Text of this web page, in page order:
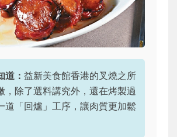
道： 益新美食館香港的叉燒之所
，除了選料講究外，還在烤製過
道「回爐」工序，讓肉質更加鬆